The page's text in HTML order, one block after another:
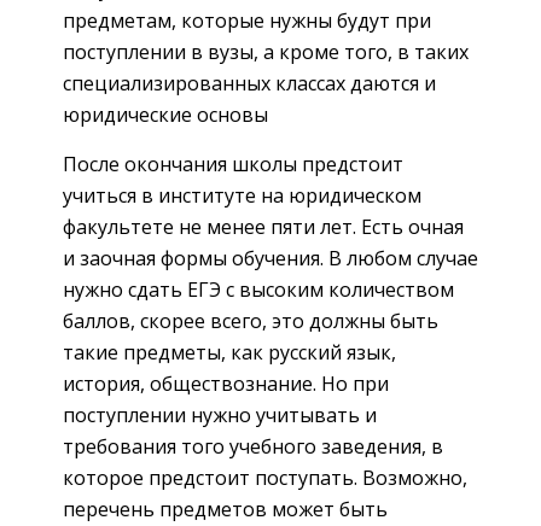
предметам, которые нужны будут при
поступлении в вузы, а кроме того, в таких
специализированных классах даются и
юридические основы
После окончания школы предстоит
учиться в институте на юридическом
факультете не менее пяти лет. Есть очная
и заочная формы обучения. В любом случае
нужно сдать ЕГЭ с высоким количеством
баллов, скорее всего, это должны быть
такие предметы, как русский язык,
история, обществознание. Но при
поступлении нужно учитывать и
требования того учебного заведения, в
которое предстоит поступать. Возможно,
перечень предметов может быть